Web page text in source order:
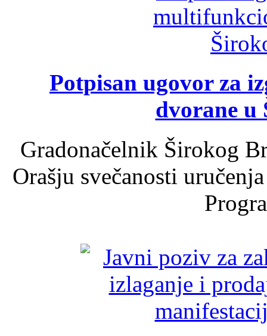
Potpisan ugovor za
dvorane u
Gradonačelnik Širokog
Orašju svečanosti